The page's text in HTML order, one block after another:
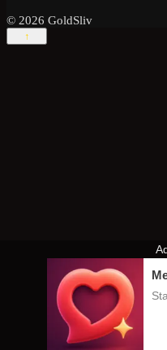
© 2026 GoldSliv